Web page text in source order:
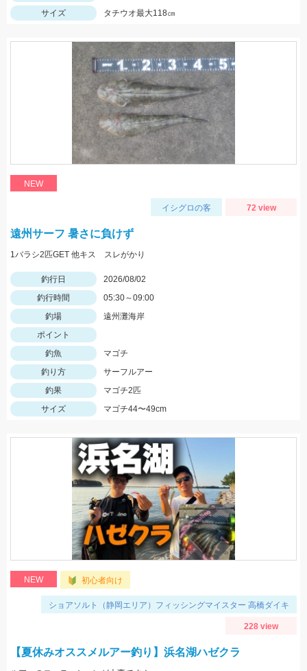
サイズ
タチウオ最大118㎝
NEW
イシグロの客 72 view
遠州サーフ 暑さに負けず
1バラシ2匹GET 他キス スレがかり
釣行日
2026/08/02
釣行時間
05:30～09:00
釣場
遠州灘海岸
ポイント
釣魚
マゴチ
釣り方
サーフルアー
釣果
マゴチ2匹
サイズ
マゴチ44〜49cm
NEW 初心者向け
ショアソルト（静岡エリア）フィッシングマイスター 高橋ダイキ
228 view
【夏休みオススメルアー釣り】浜名湖ハゼクラ